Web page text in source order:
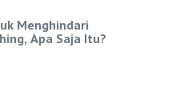
Menghindari
Apa Saja Itu?